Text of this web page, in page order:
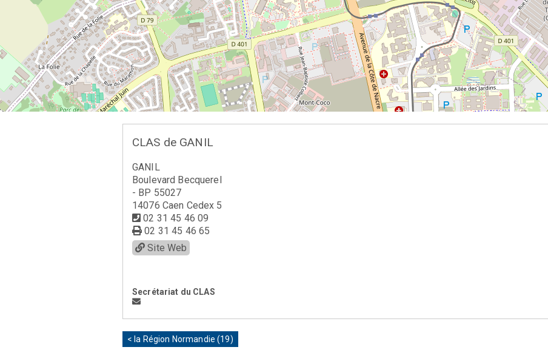
CLAS de GANIL
GANIL
Boulevard Becquerel
- BP 55027
14076 Caen Cedex 5
02 31 45 46 09
02 31 45 46 65
Site Web
Secrétariat du CLAS
< la Région Normandie (19)